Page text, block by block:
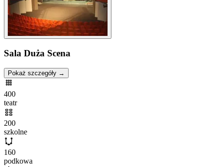
Sala Duża Scena
Pokaż szczegóły →
400
teatr
200
szkolne
160
podkowa